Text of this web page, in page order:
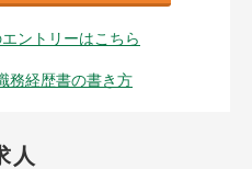
ントリーはこちら
務経歴書の書き方
人